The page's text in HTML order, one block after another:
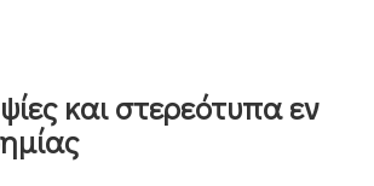
και στερεότυπα εν